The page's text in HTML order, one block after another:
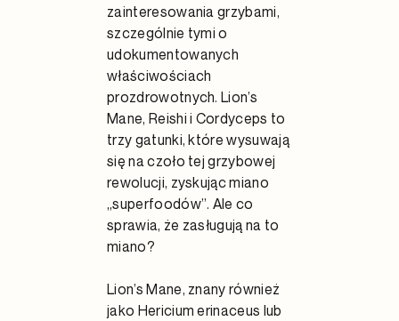
zainteresowania grzybami,
szczególnie tymi o
udokumentowanych
właściwościach
prozdrowotnych. Lion’s
Mane, Reishi i Cordyceps to
trzy gatunki, które wysuwają
się na czoło tej grzybowej
rewolucji, zyskując miano
„superfoodów”. Ale co
sprawia, że zasługują na to
miano?
Lion’s Mane, znany również
jako Hericium erinaceus lub